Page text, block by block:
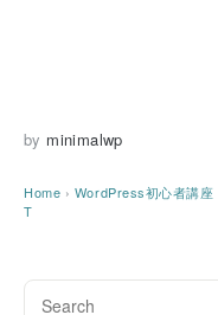
by minimalwp
Home › WordPress初心者講座
T